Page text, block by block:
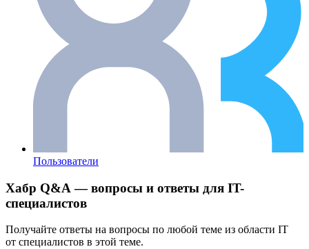
Пользователи
Хабр Q&A — вопросы и ответы для IT-
специалистов
Получайте ответы на вопросы по любой теме из области IT
от специалистов в этой теме.